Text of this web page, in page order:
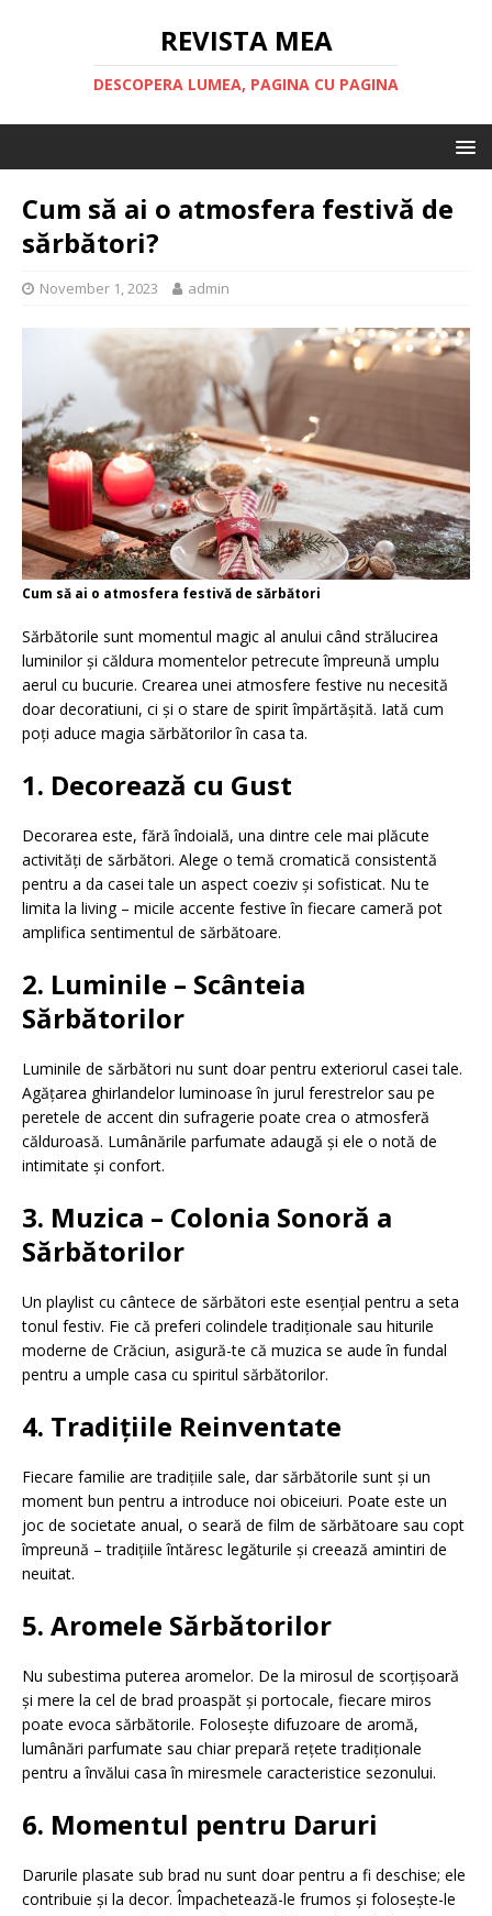
REVISTA MEA
DESCOPERA LUMEA, PAGINA CU PAGINA
Cum să ai o atmosfera festivă de
sărbători?
November 1, 2023 admin
Cum să ai o atmosfera festivă de sărbători
Sărbătorile sunt momentul magic al anului când strălucirea
luminilor și căldura momentelor petrecute împreună umplu
aerul cu bucurie. Crearea unei atmosfere festive nu necesită
doar decoratiuni, ci și o stare de spirit împărtășită. Iată cum
poți aduce magia sărbătorilor în casa ta.
1. Decorează cu Gust
Decorarea este, fără îndoială, una dintre cele mai plăcute
activități de sărbători. Alege o temă cromatică consistentă
pentru a da casei tale un aspect coeziv și sofisticat. Nu te
limita la living – micile accente festive în fiecare cameră pot
amplifica sentimentul de sărbătoare.
2. Luminile – Scânteia
Sărbătorilor
Luminile de sărbători nu sunt doar pentru exteriorul casei tale.
Agățarea ghirlandelor luminoase în jurul ferestrelor sau pe
peretele de accent din sufragerie poate crea o atmosferă
călduroasă. Lumânările parfumate adaugă și ele o notă de
intimitate și confort.
3. Muzica – Colonia Sonoră a
Sărbătorilor
Un playlist cu cântece de sărbători este esențial pentru a seta
tonul festiv. Fie că preferi colindele tradiționale sau hiturile
moderne de Crăciun, asigură-te că muzica se aude în fundal
pentru a umple casa cu spiritul sărbătorilor.
4. Tradițiile Reinventate
Fiecare familie are tradițiile sale, dar sărbătorile sunt și un
moment bun pentru a introduce noi obiceiuri. Poate este un
joc de societate anual, o seară de film de sărbătoare sau copt
împreună – tradițiile întăresc legăturile și creează amintiri de
neuitat.
5. Aromele Sărbătorilor
Nu subestima puterea aromelor. De la mirosul de scorțișoară
și mere la cel de brad proaspăt și portocale, fiecare miros
poate evoca sărbătorile. Folosește difuzoare de aromă,
lumânări parfumate sau chiar prepară rețete tradiționale
pentru a învălui casa în miresmele caracteristice sezonului.
6. Momentul pentru Daruri
Darurile plasate sub brad nu sunt doar pentru a fi deschise; ele
contribuie și la decor. Împachetează-le frumos și folosește-le